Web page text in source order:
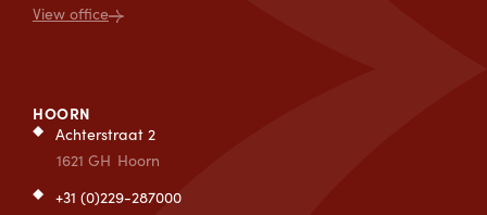
View office
HOORN
Achterstraat 2
1621 GH Hoorn
+31 (0)229-287000